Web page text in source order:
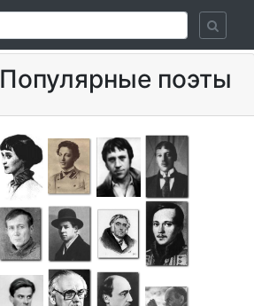
Популярные поэты